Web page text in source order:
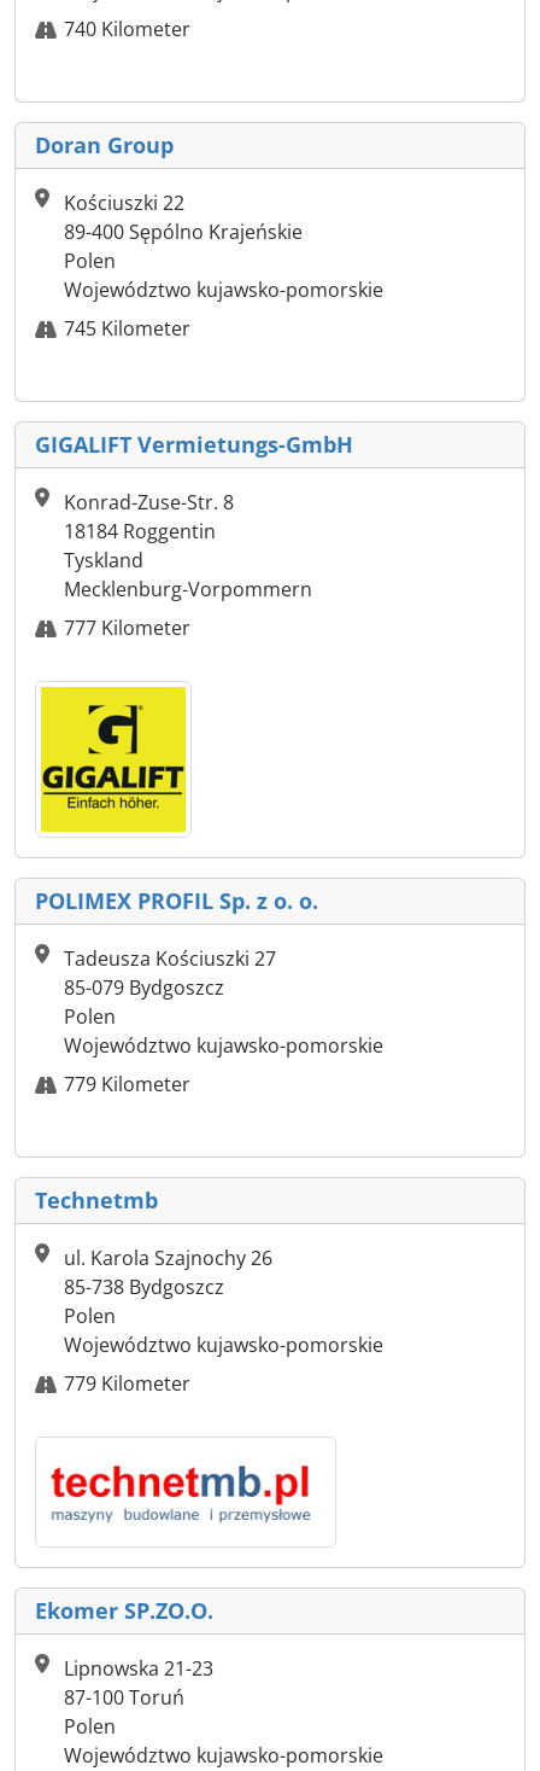
740 Kilometer
Doran Group
Kościuszki 22
89-400 Sępólno Krajeńskie
Polen
Województwo kujawsko-pomorskie
745 Kilometer
GIGALIFT Vermietungs-GmbH
Konrad-Zuse-Str. 8
18184 Roggentin
Tyskland
Mecklenburg-Vorpommern
777 Kilometer
POLIMEX PROFIL Sp. z o. o.
Tadeusza Kościuszki 27
85-079 Bydgoszcz
Polen
Województwo kujawsko-pomorskie
779 Kilometer
Technetmb
ul. Karola Szajnochy 26
85-738 Bydgoszcz
Polen
Województwo kujawsko-pomorskie
779 Kilometer
Ekomer SP.ZO.O.
Lipnowska 21-23
87-100 Toruń
Polen
Województwo kujawsko-pomorskie